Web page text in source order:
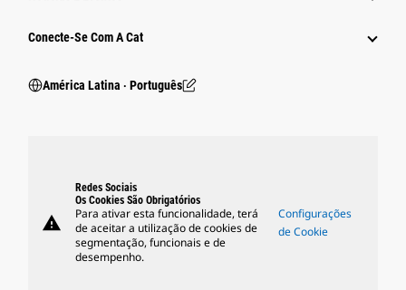
Conecte-Se Com A Cat
América Latina ‧ Português
warning
Redes Sociais
Os Cookies São Obrigatórios
Para ativar esta funcionalidade, terá
de aceitar a utilização de cookies de
segmentação, funcionais e de
desempenho.
Configurações
de Cookie